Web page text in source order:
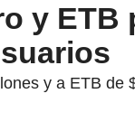
y
y a ETB de